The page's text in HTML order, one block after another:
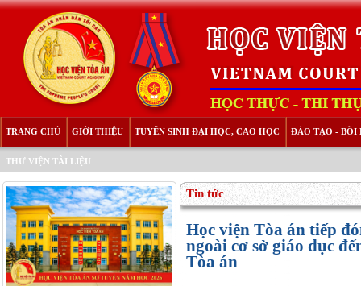
TRANG CHỦ GIỚI THIỆU TUYỂN SINH ĐẠI HỌC, CAO HỌC ĐÀO TẠO - BỒI
THƯ VIỆN TÀI LIỆU
Tin tức
Học viện Tòa án tiếp
ngoài cơ sở giáo dục
Tòa án